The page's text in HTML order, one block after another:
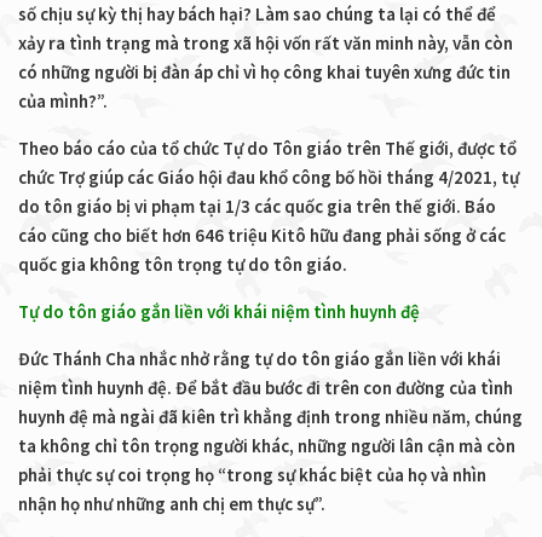
số chịu sự kỳ thị hay bách hại? Làm sao chúng ta lại có thể để
xảy ra tình trạng mà trong xã hội vốn rất văn minh này, vẫn còn
có những người bị đàn áp chỉ vì họ công khai tuyên xưng đức tin
của mình?”.
Theo báo cáo của tổ chức Tự do Tôn giáo trên Thế giới, được tổ
chức Trợ giúp các Giáo hội đau khổ công bố hồi tháng 4/2021, tự
do tôn giáo bị vi phạm tại 1/3 các quốc gia trên thế giới. Báo
cáo cũng cho biết hơn 646 triệu Kitô hữu đang phải sống ở các
quốc gia không tôn trọng tự do tôn giáo.
Tự do tôn giáo gắn liền với khái niệm tình huynh đệ
Đức Thánh Cha nhắc nhở rằng tự do tôn giáo gắn liền với khái
niệm tình huynh đệ. Để bắt đầu bước đi trên con đường của tình
huynh đệ mà ngài đã kiên trì khẳng định trong nhiều năm, chúng
ta không chỉ tôn trọng người khác, những người lân cận mà còn
phải thực sự coi trọng họ “trong sự khác biệt của họ và nhìn
nhận họ như những anh chị em thực sự”.